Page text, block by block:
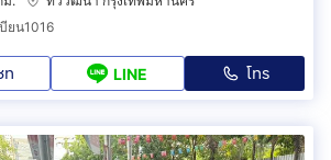
ยน1016
ท LINE โทร